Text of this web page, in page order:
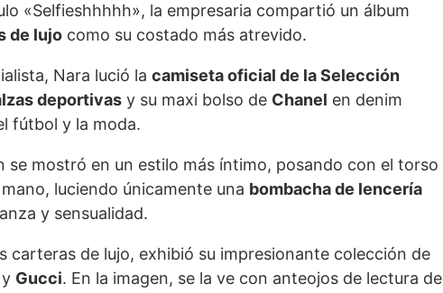
«Selfieshhhhh», la empresaria compartió un álbum
de lujo como su costado más atrevido.
Nara lució la camiseta oficial de la Selección
deportivas y su maxi bolso de Chanel en denim
fútbol y la moda.
se mostró en un estilo más íntimo, posando con el torso
luciendo únicamente una bombacha de lencería
y sensualidad.
carteras de lujo, exhibió su impresionante colección de
y Gucci. En la imagen, se la ve con anteojos de lectura de